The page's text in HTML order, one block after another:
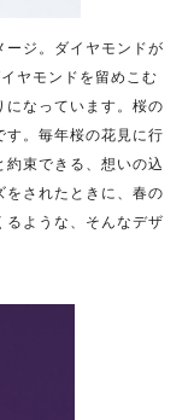
ジ。ダイヤモンドが
ヤモンドを留めこむ
なっています。 桜の
。毎年桜の花見に行
約束できる、想いの込
されたときに、春の
ような、そんなデザ